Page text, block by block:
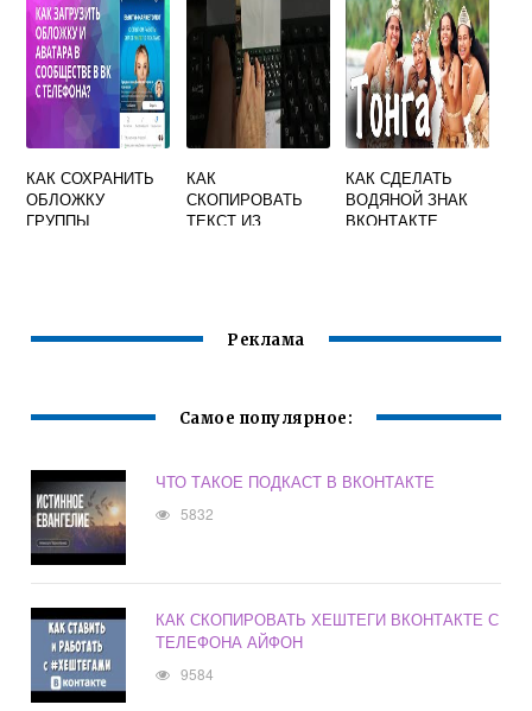
КАК СОХРАНИТЬ
ОБЛОЖКУ
ГРУППЫ
КАК
СКОПИРОВАТЬ
ТЕКСТ ИЗ
КАК СДЕЛАТЬ
ВОДЯНОЙ ЗНАК
ВКОНТАКТЕ
Реклама
Самое популярное:
ЧТО ТАКОЕ ПОДКАСТ В ВКОНТАКТЕ
5832
КАК СКОПИРОВАТЬ ХЕШТЕГИ ВКОНТАКТЕ С
ТЕЛЕФОНА АЙФОН
9584